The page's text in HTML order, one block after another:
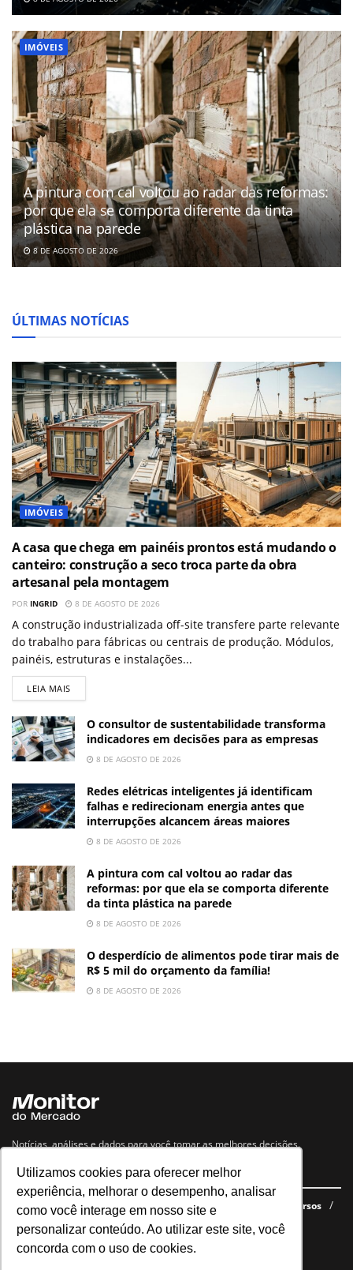
Utilizamos cookies para oferecer melhor
experiência, melhorar o desempenho, analisar
como você interage em nosso site e
personalizar conteúdo. Ao utilizar este site, você
concorda com o uso de cookies.
IMÓVEIS
A pintura com cal voltou ao radar das reformas:
por que ela se comporta diferente da tinta
plástica na parede
8 DE AGOSTO DE 2026
ÚLTIMAS NOTÍCIAS
IMÓVEIS
A casa que chega em painéis prontos está mudando o
canteiro: construção a seco troca parte da obra
artesanal pela montagem
POR INGRID 8 DE AGOSTO DE 2026
A construção industrializada off-site transfere parte relevante
do trabalho para fábricas ou centrais de produção. Módulos,
painéis, estruturas e instalações...
LEIA MAIS
O consultor de sustentabilidade transforma
indicadores em decisões para as empresas
8 DE AGOSTO DE 2026
Redes elétricas inteligentes já identificam
falhas e redirecionam energia antes que
interrupções alcancem áreas maiores
8 DE AGOSTO DE 2026
A pintura com cal voltou ao radar das
reformas: por que ela se comporta diferente
da tinta plástica na parede
8 DE AGOSTO DE 2026
O desperdício de alimentos pode tirar mais de
R$ 5 mil do orçamento da família!
8 DE AGOSTO DE 2026
Notícias, análises e dados para você tomar as melhores decisões.
Navegue no site
Últimas notícias Quem somos E-books gratuitos
Cursos
Política de privacidade